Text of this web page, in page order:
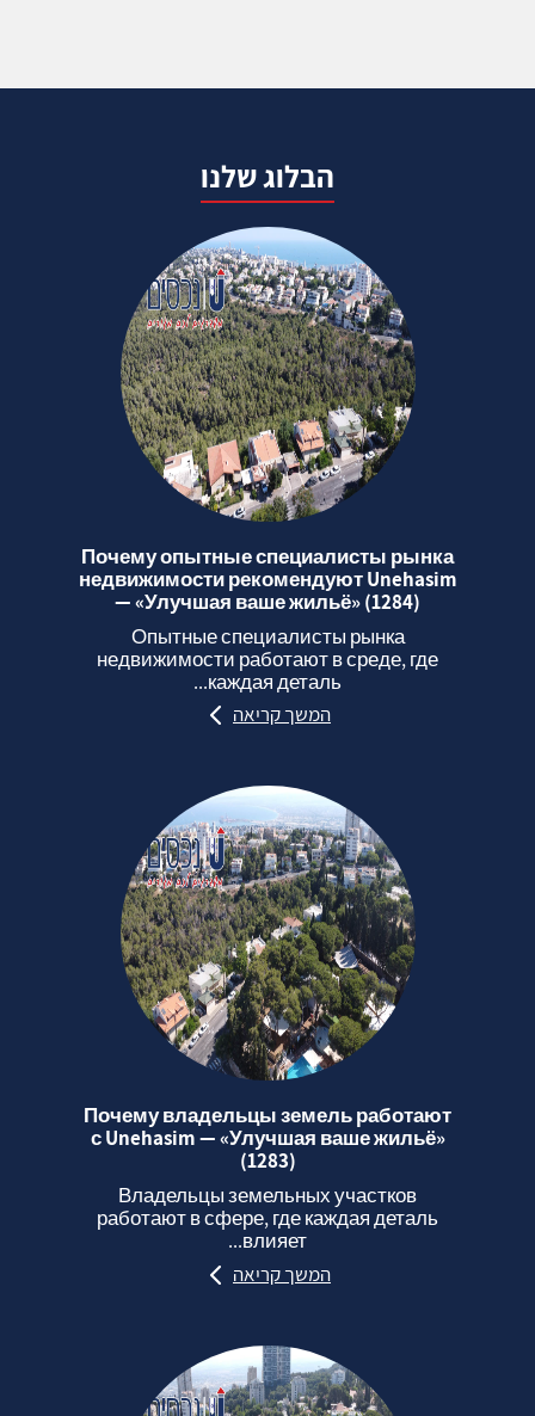
הבלוג שלנו
Почему опытные специалисты рынка
недвижимости рекомендуют Unehasim
— «Улучшая ваше жильё» (1284)
Опытные специалисты рынка
недвижимости работают в среде, где
каждая деталь...
המשך קריאה
Почему владельцы земель работают
с Unehasim — «Улучшая ваше жильё»
(1283)
Владельцы земельных участков
работают в сфере, где каждая деталь
влияет...
המשך קריאה